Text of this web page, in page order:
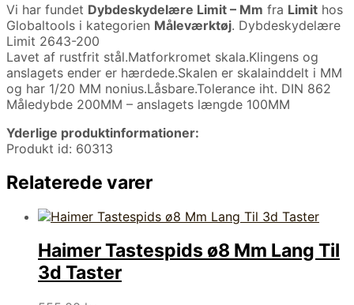
Vi har fundet Dybdeskydelære Limit – Mm fra Limit hos
Globaltools i kategorien Måleværktøj. Dybdeskydelære
Limit 2643-200
Lavet af rustfrit stål.Matforkromet skala.Klingens og
anslagets ender er hærdede.Skalen er skalainddelt i MM
og har 1/20 MM nonius.Låsbare.Tolerance iht. DIN 862
Måledybde 200MM – anslagets længde 100MM
Yderlige produktinformationer:
Produkt id: 60313
Relaterede varer
Haimer Tastespids ø8 Mm Lang Til
3d Taster